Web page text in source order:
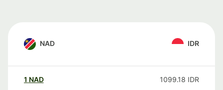
NAD IDR
1 NAD 1099.18 IDR